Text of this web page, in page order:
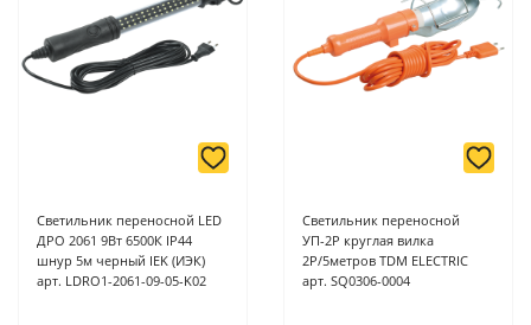
Светильник переносной LED
ДРО 2061 9Вт 6500К IP44
шнур 5м черный IEK (ИЭК)
арт. LDRO1-2061-09-05-K02
Светильник переносной
УП-2Р круглая вилка
2Р/5метров TDM ELECTRIC
арт. SQ0306-0004